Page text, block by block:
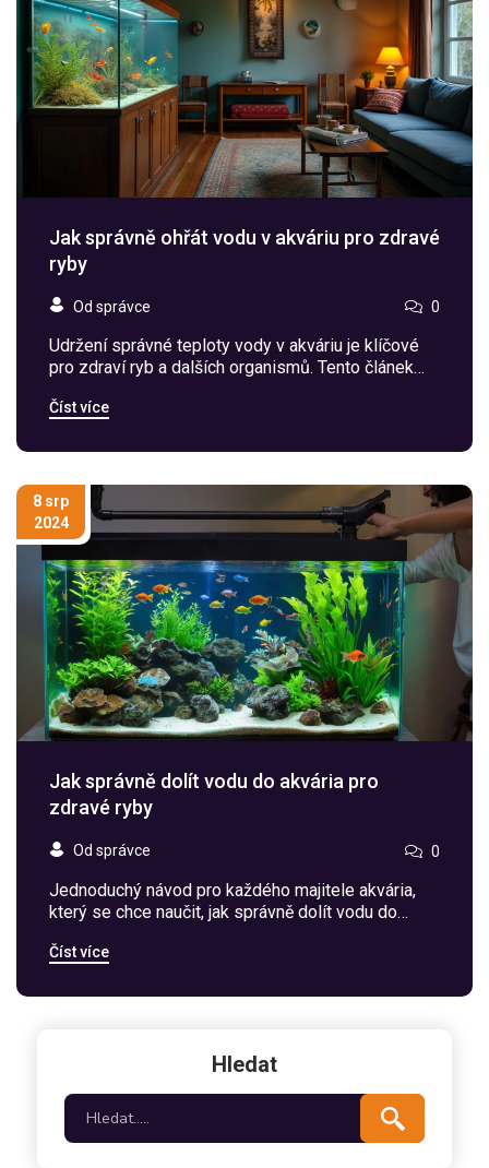
Jak správně ohřát vodu v akváriu pro zdravé
ryby
Od správce 0
Udržení správné teploty vody v akváriu je klíčové
pro zdraví ryb a dalších organismů. Tento článek
vodu v akváriu a zajistit optimální prostředí pro
třeba se vyhnout, a představením různých metod a
monitorovat teplotu a jak vybrat správné vybavení
pro vaše konkrétní akvárium.
Číst více
8 srp
2024
Jak správně dolít vodu do akvária pro
zdravé ryby
Od správce 0
Jednoduchý návod pro každého majitele akvária,
který se chce naučit, jak správně dolít vodu do
postup, zajímavosti a tipy, jak udržet vodu v akváriu
Číst více
Hledat